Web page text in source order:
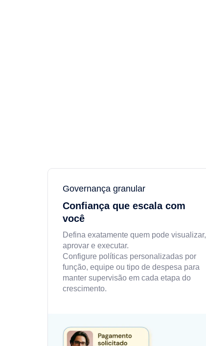
Governança granular
Confiança que escala com
você
Defina exatamente quem pode visualizar,
aprovar e executar.
Configure políticas personalizadas por
função, equipe ou tipo de despesa para
manter supervisão em cada etapa do
crescimento.